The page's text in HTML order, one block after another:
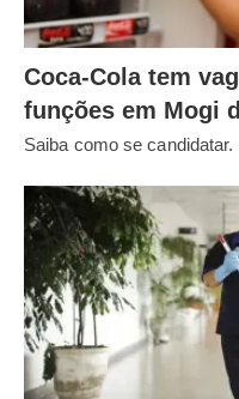
Coca-Cola tem
funções em Mogi
Saiba como se candidatar.